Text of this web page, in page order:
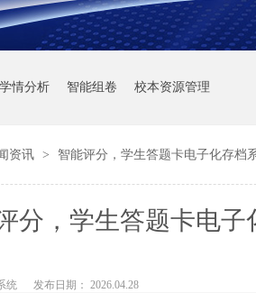
学情分析 智能组卷 校本资源管理
资讯 > 智能评分，学生答题卡电子化存档
分，学生答题卡电
统 发布日期： 2026.04.28